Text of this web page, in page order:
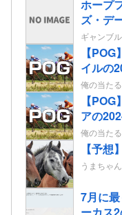
ホープ
ズ・デ
ギャンブ
【
イルの
2歳情報
俺の当た
【
アの
俺の当た
【予
うまちゃ
7月に